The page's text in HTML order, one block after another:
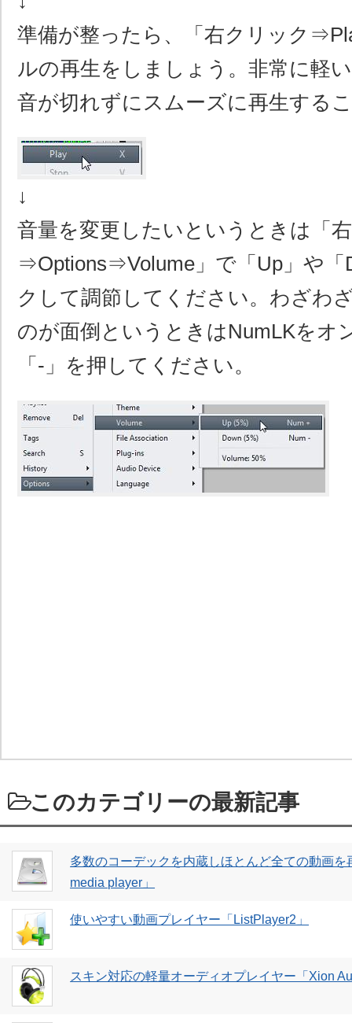
準備が整ったら、「右クリック
ルの再生をしましょう。非常に軽
音が切れずにスムーズに再生する
↓
音量を変更したいというときは「
⇒Options⇒Volume」で「Up」や「
クして調節してください。わざわ
のが面倒というときはNumLKをオ
「-」を押してください。
このカテゴリーの最新記事
多数のコーデックを内蔵しほとんど全ての動画
media player」
使いやすい動画プレイヤー「ListPlayer2」
スキン対応の軽量オーディオプレイヤー「Xion